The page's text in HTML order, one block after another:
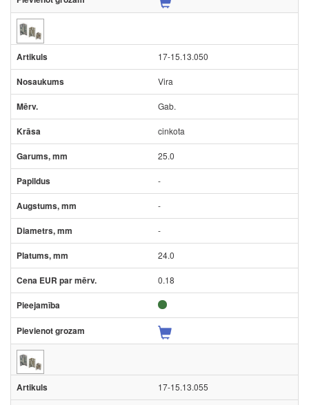
17-15.13.050
Vira
Gab.
cinkota
25.0
-
-
-
24.0
0.18
17-15.13.055